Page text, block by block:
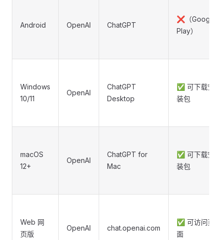
Android OpenAI ChatGPT
❌（Google
Play）
Windows
10/11
OpenAI
ChatGPT
Desktop
✅ 可下载安
装包
macOS
12+
OpenAI
ChatGPT for
Mac
✅ 可下载安
装包
Web 网
页版
OpenAI chat.openai.com
✅ 可访问页
面